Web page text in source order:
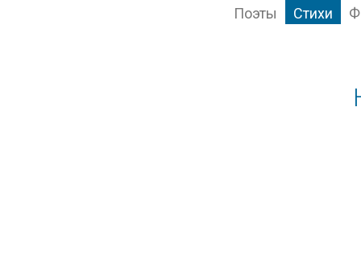
Поэты Стихи